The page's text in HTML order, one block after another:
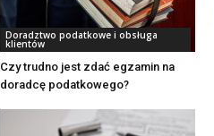
Doradztwo podatkowe i obsługa
klientów
Czy trudno jest zdać egzamin na
doradcę podatkowego?